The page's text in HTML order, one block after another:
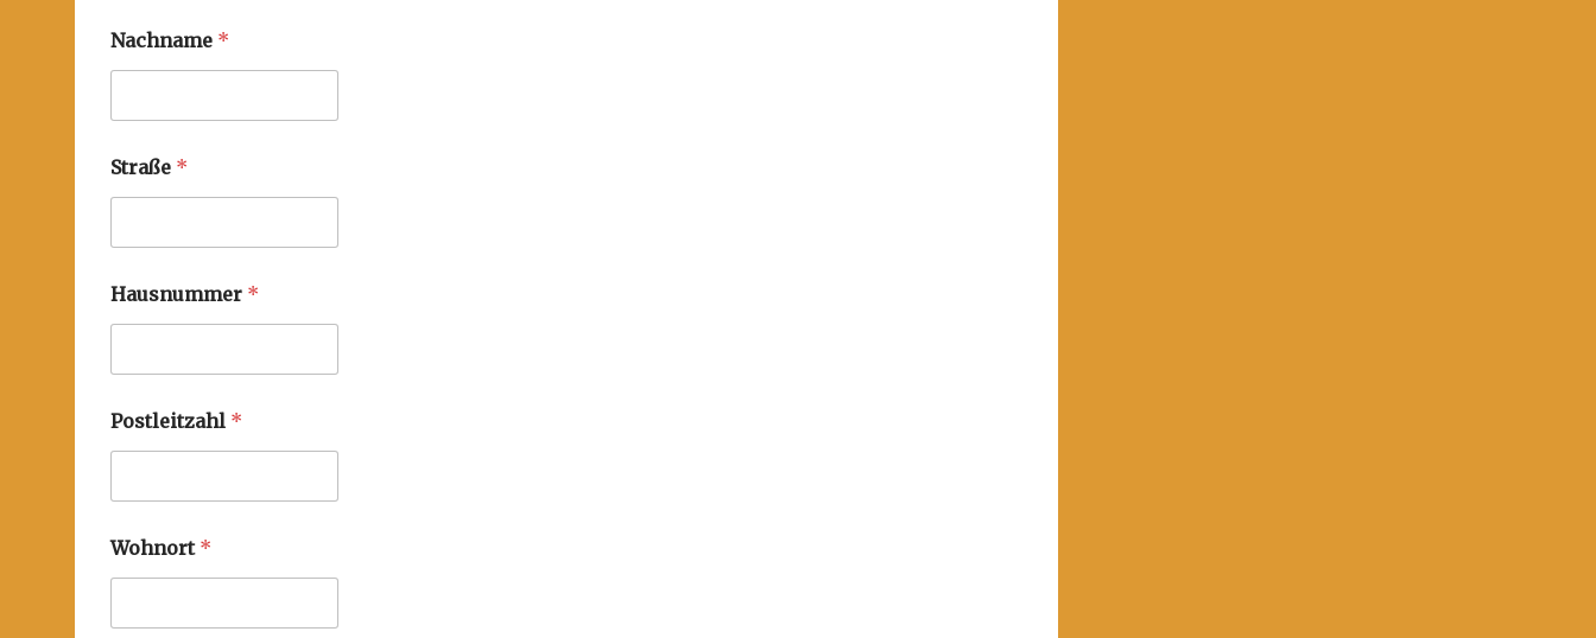
Nachname *
Straße *
Hausnummer *
Postleitzahl *
Wohnort *